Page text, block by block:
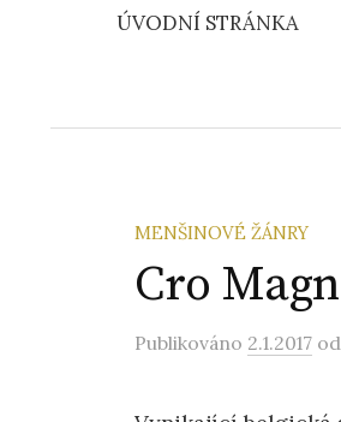
ÚVODNÍ STRÁNKA
MENŠINOVÉ ŽÁNRY
Cro
Publikováno 2.1.2017